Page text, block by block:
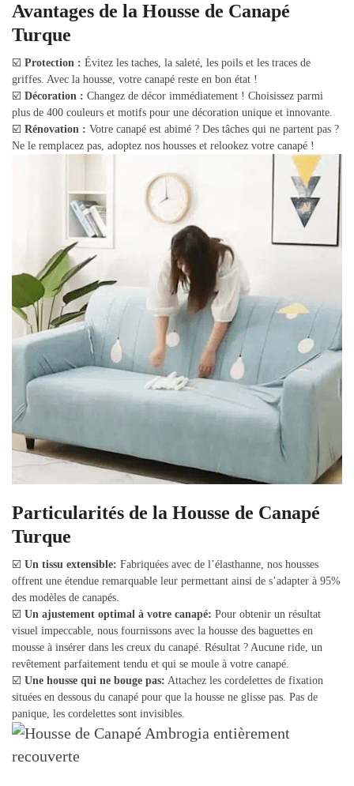
Avantages de la Housse de Canapé
Turque
☑️ Protection : Évitez les taches, la saleté, les poils et les traces de
griffes. Avec la housse, votre canapé reste en bon état !
☑️ Décoration : Changez de décor immédiatement ! Choisissez parmi
plus de 400 couleurs et motifs pour une décoration unique et innovante.
☑️ Rénovation : Votre canapé est abimé ? Des tâches qui ne partent pas ?
Ne le remplacez pas, adoptez nos housses et relookez votre canapé !
Particularités de la Housse de Canapé
Turque
☑️ Un tissu extensible: Fabriquées avec de l’élasthanne, nos housses
offrent une étendue remarquable leur permettant ainsi de s’adapter à 95%
des modèles de canapés.
☑️ Un ajustement optimal à votre canapé: Pour obtenir un résultat
visuel impeccable, nous fournissons avec la housse des baguettes en
mousse à insérer dans les creux du canapé. Résultat ? Aucune ride, un
revêtement parfaitement tendu et qui se moule à votre canapé.
☑️ Une housse qui ne bouge pas: Attachez les cordelettes de fixation
situées en dessous du canapé pour que la housse ne glisse pas. Pas de
panique, les cordelettes sont invisibles.